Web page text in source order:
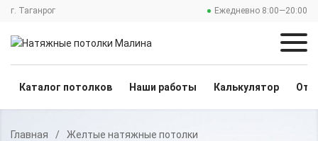
г. Таганрог Ежедневно 8:00—20:00
Каталог потолков Наши работы Калькулятор
Главная / Желтые натяжные потолки